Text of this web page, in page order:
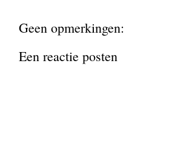
Geen opmerkingen:
Een reactie posten